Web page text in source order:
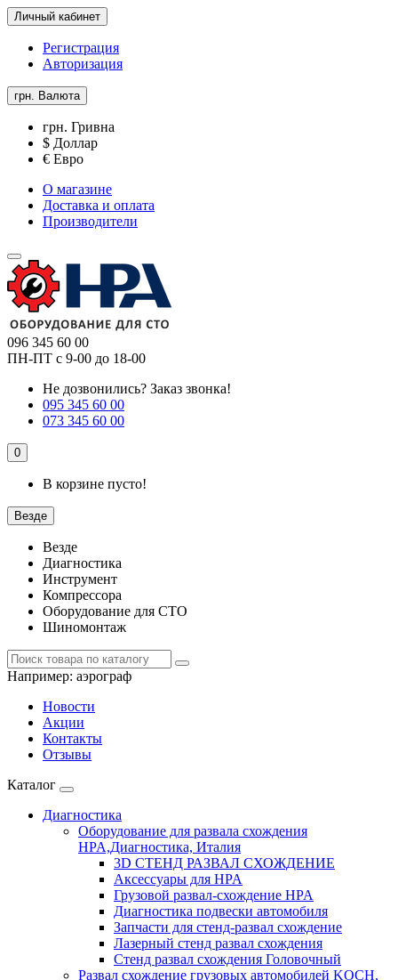
Личный кабинет
Регистрация
Авторизация
грн. Валюта
грн. Гривна
$ Доллар
€ Евро
О магазине
Доставка и оплата
Производители
096 345 60 00
ПН-ПТ с 9-00 до 18-00
Не дозвонились? Заказ звонка!
095 345 60 00
073 345 60 00
0
В корзине пусто!
Везде
Везде
Диагностика
Инструмент
Компрессора
Оборудование для СТО
Шиномонтаж
Например: аэрограф
Новости
Акции
Контакты
Отзывы
Каталог
Диагностика
Оборудование для развала схождения
HPA,Диагностика, Италия
3D СТЕНД РАЗВАЛ СХОЖДЕНИЕ
Аксессуары для HPA
Грузовой развал-схождение HPA
Диагностика подвески автомобиля
Запчасти для стенд-развал схождение
Лазерный стенд развал схождения
Стенд развал схождения Головочный
Развал схождение грузовых автомобилей KOCH,